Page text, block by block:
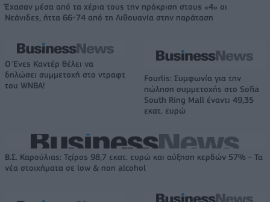
Έχασαν μέσα από τα χέρια τους την πρόκριση στους «4» οι
Νεάνιδες, ήττα 66-74 από τη Λιθουανία στην παράταση
Ο Ένες Καντέρ θέλει να
δηλώσει συμμετοχή στο ντραφτ
του WNBA!
Fourlis: Συμφωνία για την
πώληση συμμετοχής στο Sofia
South Ring Mall έναντι 49,35
εκατ. ευρώ
Β.Σ. Καρούλιας: Τζίρος 98,7 εκατ. ευρώ και αύξηση κερδών 57% - Τα
νέα στοιχήματα σε low & non alcohol